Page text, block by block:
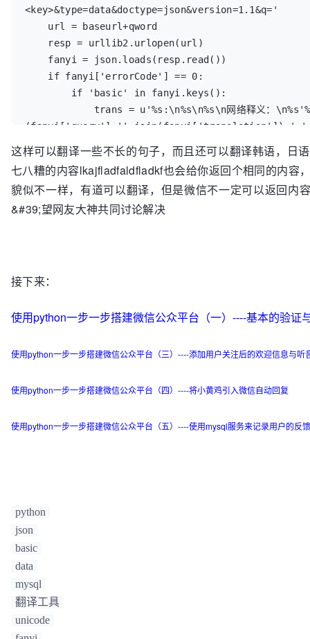
<key>&type=data&doctype=json&version=1.1&q='
url = baseurl+qword
resp = urllib2.urlopen(url)
fanyi = json.loads(resp.read())
if fanyi['errorCode'] == 0:
if 'basic' in fanyi.keys():
trans = u'%s:\n%s\n%s\n网络释义：\n%s'%
(fanyi['query'],''.join(fanyi['translation']),'
return trans
else:
trans =u'%s:\n基本翻译:%s\n'%
elif fanyi['errorCode'] == 30:
return u'对不起，不支持的语言类型'
return u'对不起，您输入的单词%s无法翻译,请检查
这样可以翻译一些不长的句子，而且还可以翻译韩语，日
七八糟的内容lkajfladfaldfladkf也会给你返回个相同的内容
貌似不一样，有道可以翻译，但是微信不一定可以返回内
&#39;望网友大神共同讨论解决
接下来：
使用python一步一步搭建微信公众平台（一）----基本的验证
使用python一步一步搭建微信公众平台（三）----添加用户关注后的欢迎信息与听
使用python一步一步搭建微信公众平台（四）----将小黄鸡引入微信自动回复
使用python一步一步搭建微信公众平台（五）----使用mysql服务来记录用户的反馈
python
json
basic
data
mysql
翻译工具
unicode